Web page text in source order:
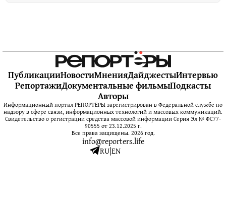
ПубликацииНовостиМненияДайджестыИнтервью
РепортажиДокументальные фильмыПодкасты
Авторы
Информационный портал РЕПОРТЁРЫ зарегистрирован в Федеральной службе по
надзору в сфере связи, информационных технологий и массовых коммуникаций.
Свидетельство о регистрации средства массовой информации Серия Эл № ФС77-
90555 от 23.12.2025 г.
Все права защищены. 2026 год.
info@reporters.life
RU|EN